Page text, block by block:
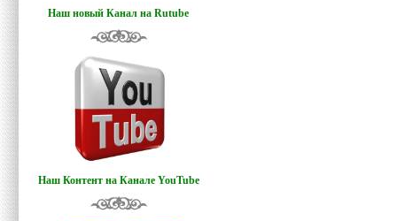
Наш новый Канал на Rutube
Наш Контент на Канале YouTube